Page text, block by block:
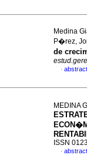
Medina
P�rez,
de
·
MEDINA
ISSN
·